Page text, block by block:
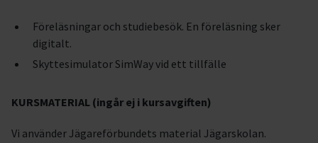
Föreläsningar och studiebesök. En föreläsning sker
digitalt.
Skyttesimulator SimWay vid ett tillfälle
KURSMATERIAL (ingår ej i kursavgiften)
Vi använder Jägareförbundets material Jägarskolan.